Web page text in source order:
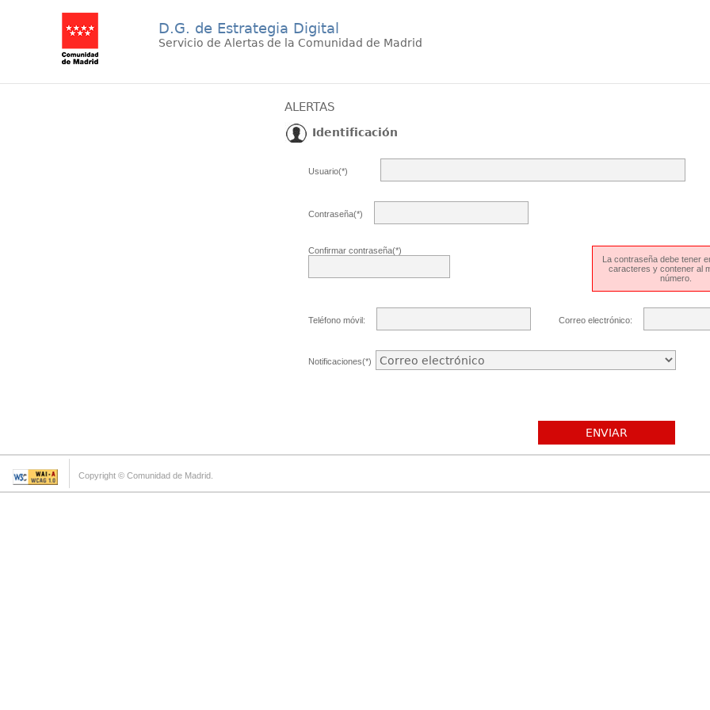
D.G. de Estrategia Digital
Servicio de Alertas de la Comunidad de Madrid
ALERTAS
Identificación
Usuario(*)
Contraseña(*)
Confirmar contraseña(*)
La contraseña debe tener
caracteres y contener al
número.
Teléfono móvil: Correo electrónico:
Notificaciones(*)
ENVIAR
Copyright © Comunidad de Madrid.